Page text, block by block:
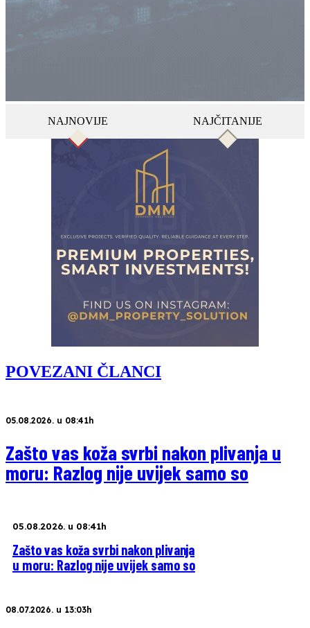
NAJNOVIJE NAJČITANIJE
POVEZANI ČLANCI
05.08.2026. u 08:41h
Zašto vas koža svrbi nakon plivanja u
moru: Razlog nije uvijek samo so
05.08.2026. u 08:41h
Zašto vas koža svrbi nakon plivanja
u moru: Razlog nije uvijek samo so
08.07.2026. u 13:03h